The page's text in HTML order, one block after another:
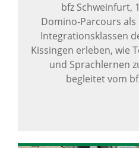
bfz Schweinfurt,
Domino‑Parcours
Integrationsklassen
Kissingen erleben, wie
und Sprachlernen
begleitet vom